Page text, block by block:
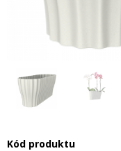
Kód produktu